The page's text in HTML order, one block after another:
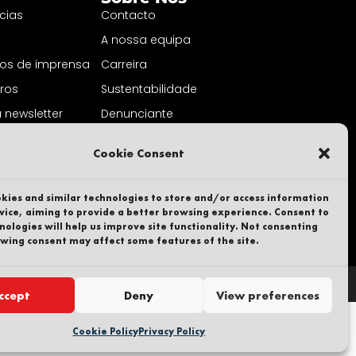
Cookie Consent
and similar technologies to store and/or access information
aiming to provide a better browsing experience. Consent to
will help us improve site functionality. Not consenting
consent may affect some features of the site.
Deny View preferences
Cookie PolicyPrivacy Policy
de imprensa
newsletter
Contacto
A nossa equipa
Carreira
Sustentabilidade
Denunciante
Parte de